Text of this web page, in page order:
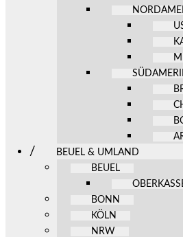
BEUEL & UMLAND
BEUEL
BONN
KÖLN
NRW